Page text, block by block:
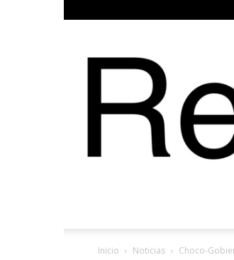
Inicio Noticias Choco-